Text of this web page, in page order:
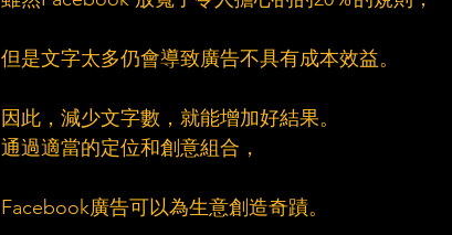
但是文字太多仍會導致廣告不具有成本效益。
因此，減少文字數，就能增加好結果。
通過適當的定位和創意組合，
Facebook廣告可以為生意創造奇蹟。